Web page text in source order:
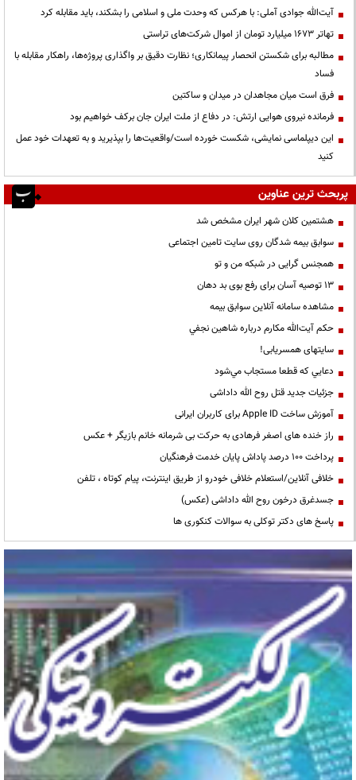
آیت‌الله جوادی آملی: با هرکس که وحدت ملی و اسلامی را بشکند، باید مقابله کرد
تهاتر ۱۶۷۳ میلیارد تومان از اموال شرکت‌های تراستی
مطالبه برای شکستن انحصار پیمانکاری؛ نظارت دقیق بر واگذاری پروژه‌ها، راهکار مقابله با
فساد
فرق است میان مجاهدان در میدان و ساکتین
فرمانده نیروی هوایی ارتش: در دفاع از ملت ایران جان برکف خواهیم بود
این دیپلماسی نمایشی، شکست خورده است/واقعیت‌ها را بپذیرید و به تعهدات خود عمل
کنید
پربحث ترین عناوین
هشتمین کلان شهر ایران مشخص شد
سوابق بیمه شدگان روی سایت تامین اجتماعی
همجنس گرایی در شبکه من و تو
13 توصیه آسان برای رفع بوی بد دهان
مشاهده سامانه آنلاين سوابق بیمه
حكم آيت‌الله مكارم درباره شاهين نجفي
سایتهای همسریابی!
دعايي كه قطعا مستجاب مي‌شود
جزئیات جدید قتل روح الله داداشی
آموزش ساخت Apple ID برای کاربران ایرانی
راز خنده های اصغر فرهادی به حرکت بی شرمانه خانم بازیگر + عکس
پرداخت ۱۰۰ درصد پاداش پایان خدمت فرهنگیان
خلافی آنلاین/استعلام خلافی خودرو از طریق اینترنت، پیام کوتاه ، تلفن
جسدغرق درخون روح الله داداشی (عکس)
پاسخ های دکتر توکلی به سوالات کنکوری ها